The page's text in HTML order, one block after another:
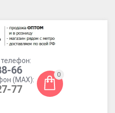
66
(MAX):
77
0